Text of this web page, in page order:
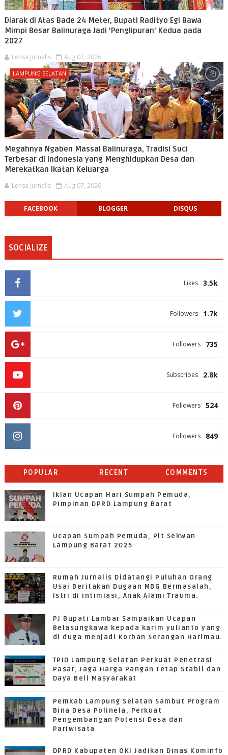
Diarak di Atas Bade 24 Meter, Bupati Radityo Egi Bawa
Mimpi Besar Balinuraga Jadi 'Penglipuran' Kedua pada
2027
Lensa Jurnalis Aug 07, 2026
LAMPUNG SELATAN
Megahnya Ngaben Massal Balinuraga, Tradisi Suci
Terbesar di Indonesia yang Menghidupkan Desa dan
Merekatkan Ikatan Keluarga
Lensa Jurnalis Aug 07, 2026
FACEBOOK BLOGGER DISQUS
SOCIALIZE
3.5k
Likes
1.7k
Followers
735
Followers
2.8k
Subscribes
524
Followers
849
Followers
POPULAR RECENT COMMENTS
Iklan Ucapan Hari Sumpah Pemuda,
Pimpinan DPRD Lampung Barat
Ucapan Sumpah Pemuda, Plt Sekwan
Lampung Barat 2025
Rumah Jurnalis Didatangi Puluhan Orang
Usai Beritakan Dugaan MBG Bermasalah,
Istri di intimiasi, Anak Alami Trauma.
PJ Bupati Lambar Sampaikan Ucapan
Belasungkawa kepada karim yulianto yang
di duga menjadi Korban Serangan Harimau.
TPID Lampung Selatan Perkuat Penetrasi
Pasar, Jaga Harga Pangan Tetap Stabil dan
Daya Beli Masyarakat
Pemkab Lampung Selatan Sambut Program
Bina Desa Polinela, Perkuat
Pengembangan Potensi Desa dan
Pariwisata
DPRD Kabupaten OKI Jadikan Dinas Kominfo